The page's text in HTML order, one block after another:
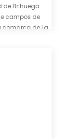
de Brihuega
campos de
comarca de La